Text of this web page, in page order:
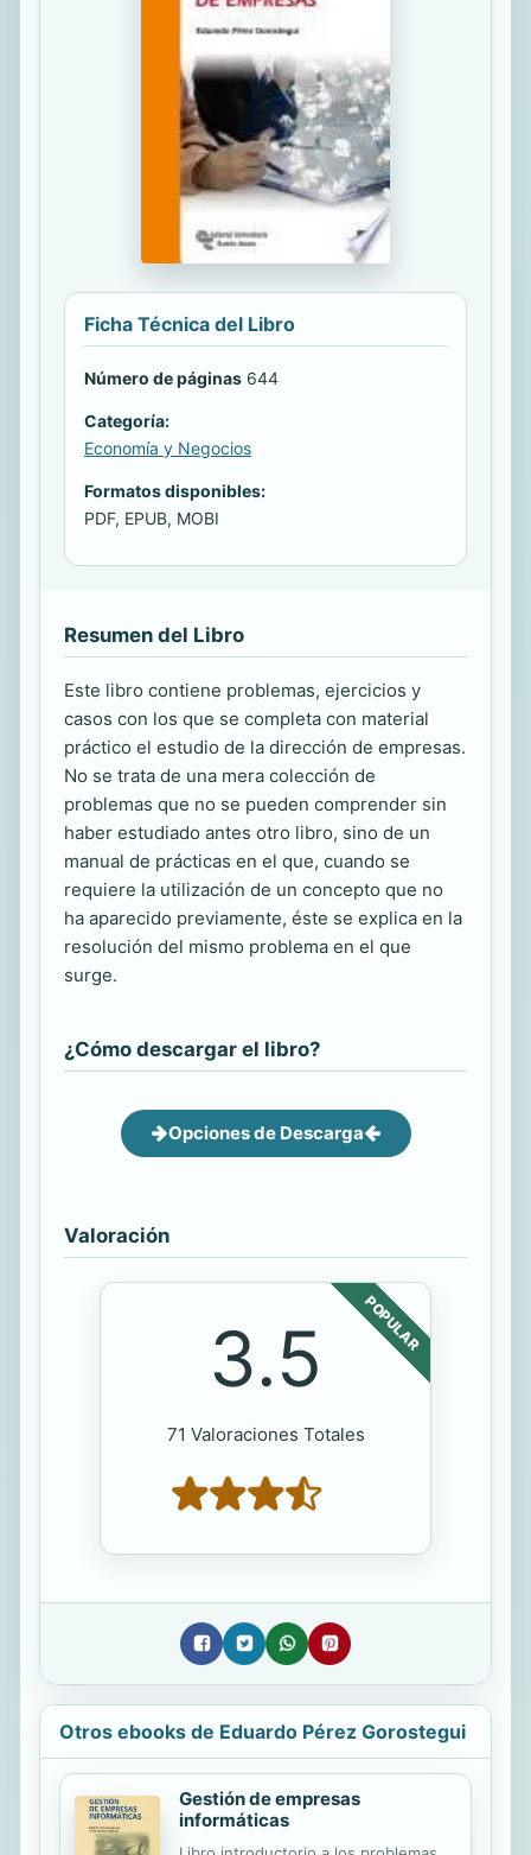
Ficha Técnica del Libro
Número de páginas 644
Categoría:
Economía y Negocios
Formatos disponibles:
PDF, EPUB, MOBI
Resumen del Libro
Este libro contiene problemas, ejercicios y
casos con los que se completa con material
práctico el estudio de la dirección de empresas.
No se trata de una mera colección de
problemas que no se pueden comprender sin
haber estudiado antes otro libro, sino de un
manual de prácticas en el que, cuando se
requiere la utilización de un concepto que no
ha aparecido previamente, éste se explica en la
resolución del mismo problema en el que
surge.
¿Cómo descargar el libro?
Opciones de Descarga
Valoración
POPULAR
3.5
71 Valoraciones Totales
Otros ebooks de Eduardo Pérez Gorostegui
Gestión de empresas
informáticas